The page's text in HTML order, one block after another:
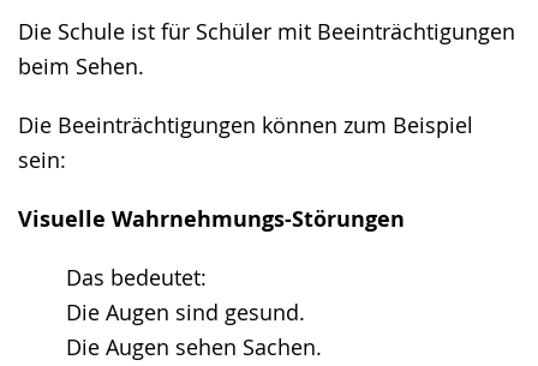
Die Schule ist für Schüler mit Beeinträchtigungen
beim Sehen.
Die Beeinträchtigungen können zum Beispiel
sein:
Visuelle Wahrnehmungs-Störungen
Das bedeutet:
Die Augen sind gesund.
Die Augen sehen Sachen.